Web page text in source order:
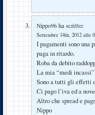
Nippo96 ha scritto:
Settembre 14th, 2012 alle
I pagamenti sono una
paga in ritardo.
Roba da debito
La mia “medi
Sono a tutti gli effetti
Ci pago l’iva ed a
Altro che spread e
Nippo